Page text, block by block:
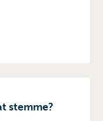
stemme?